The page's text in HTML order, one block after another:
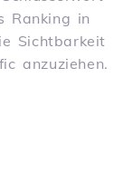
Ranking in
Sichtbarkeit
anzuziehen.